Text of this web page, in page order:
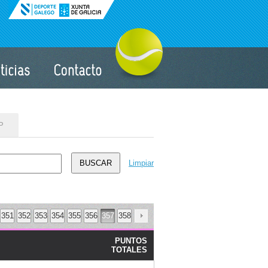
BUSCAR Limpiar
351 352 353 354 355 356 357 358
PUNTOS
TOTALES